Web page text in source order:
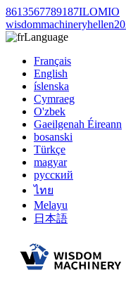
8613567789187ILOMIO
Language
Français
English
íslenska
Cymraeg
O'zbek
Gaeilgenah Éireann
bosanski
Türkçe
magyar
русский
ไทย
Melayu
日本語